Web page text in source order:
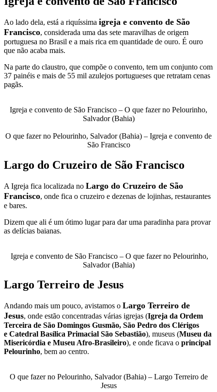
Ao lado dela, está a riquíssima igreja e convento de São
Francisco, considerada uma das sete maravilhas de origem
portuguesa no Brasil e a mais rica em quantidade de ouro. É ouro
que não acaba mais.
Na parte do claustro, que compõe o convento, tem um conjunto com
37 painéis e mais de 55 mil azulejos portugueses que retratam cenas
pagãs.
Igreja e convento de São Francisco – O que fazer no Pelourinho,
Salvador (Bahia)
O que fazer no Pelourinho, Salvador (Bahia) – Igreja e convento de
São Francisco
Largo do Cruzeiro de São Francisco
A Igreja fica localizada no Largo do Cruzeiro de São
Francisco, onde fica o cruzeiro e dezenas de lojinhas, restaurantes
e bares.
Dizem que ali é um ótimo lugar para dar uma paradinha para provar
as delícias baianas.
Igreja e convento de São Francisco – O que fazer no Pelourinho,
Salvador (Bahia)
Largo Terreiro de Jesus
Andando mais um pouco, avistamos o Largo Terreiro de
Jesus, onde estão concentradas várias igrejas (Igreja da Ordem
Terceira de São Domingos Gusmão, São Pedro dos Clérigos
e Catedral Basílica Primacial São Sebastião), museus (Museu da
Misericórdia e Museu Afro-Brasileiro), e onde ficava o principal
Pelourinho, bem ao centro.
O que fazer no Pelourinho, Salvador (Bahia) – Largo Terreiro de
Jesus